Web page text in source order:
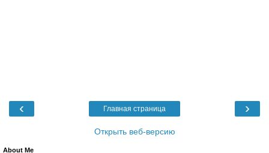
‹ ›
Главная страница
Открыть веб-версию
About Me